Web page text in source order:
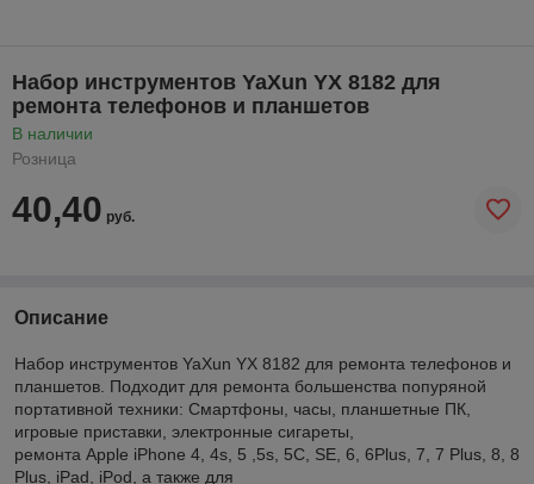
Набор инструментов YaXun YX 8182 для
ремонта телефонов и планшетов
В наличии
Розница
40,40 руб.
Описание
Набор инструментов YaXun YX 8182 для ремонта телефонов и
планшетов. Подходит для ремонта большенства попуряной
портативной техники: Смартфоны, часы, планшетные ПК,
игровые приставки, электронные сигареты,
ремонта Apple iPhone 4, 4s, 5 ,5s, 5C, SE, 6, 6Plus, 7, 7 Plus, 8, 8
Plus, iPad, iPod, а также для